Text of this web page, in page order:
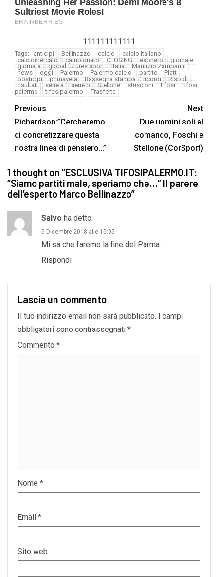
111111111111
Tags: anticipi Bellinazzo calcio
calcio italiano
calciomercato
campionato CLOSING esonero
giornale
giornata
global futures sport Italia
Maurizio Zamparini
news
oggi Palermo Palermo calcio partite
Platt
posticipi
primavera Rassegna stampa ricordi
Rispoli
risultati
serie a serie b Stellone striscioni tifosi
tifosi
palermo
tifosipalermo Trasferta
Previous
Richardson:”Cercheremo
di concretizzare questa
nostra linea di pensiero…”
Next
Due uomini soli al
comando, Foschi e
Stellone (CorSport)
1 thought on “ESCLUSIVA TIFOSIPALERMO.IT:
“Siamo partiti male, speriamo che…” Il parere
dell’esperto Marco Bellinazzo”
Salvo ha detto:
5 Dicembre 2018 alle 15:05
Mi sa che faremo la fine del Parma.
Rispondi
Lascia un commento
Il tuo indirizzo email non sarà pubblicato. I campi
obbligatori sono contrassegnati *
Commento *
Nome *
Email *
Sito web